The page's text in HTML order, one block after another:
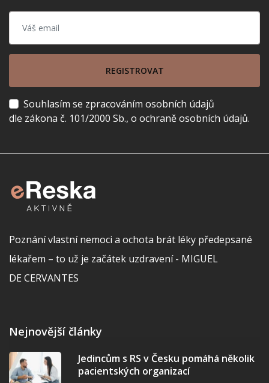
REGISTROVAT
Souhlasím se zpracováním osobních údajů
dle zákona č. 101/2000 Sb., o ochraně osobních údajů.
Poznání vlastní nemoci a ochota brát léky předepsané
lékařem – to už je začátek uzdravení - MIGUEL
DE CERVANTES
Nejnovější články
Jedincům s RS v Česku pomáhá několik
pacientských organizací